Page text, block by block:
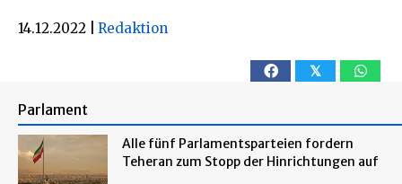
14.12.2022 Redaktion
𝕏
Parlament
Alle fünf Parlamentsparteien fordern
Teheran zum Stopp der Hinrichtungen auf